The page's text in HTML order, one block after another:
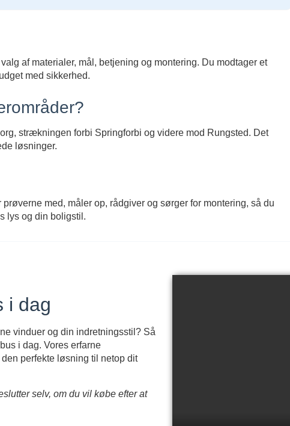
af materialer, mål, betjening og montering. Du modtager et
med sikkerhed.
strækningen forbi Springforbi og videre mod Rungsted. Det
løsninger.
med, måler op, rådgiver og sørger for montering, så du
lys og din boligstil.
i dag
vinduer og din indretningsstil? Så
i dag. Vores erfarne
perfekte løsning til netop dit
selv, om du vil købe efter at